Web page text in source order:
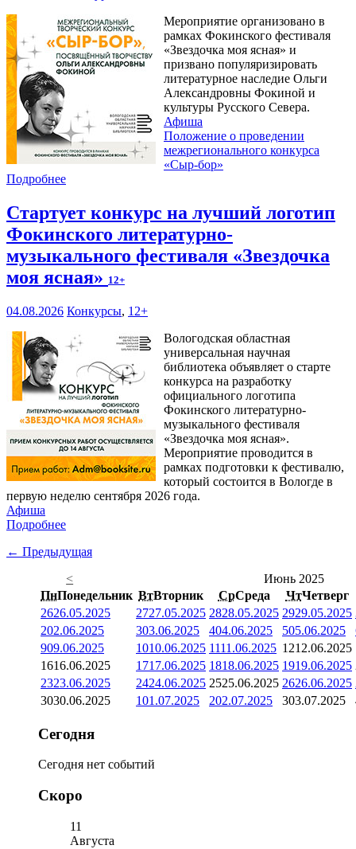
Мероприятие организовано в
рамках Фокинского фестиваля
«Звездочка моя ясная» и
призвано популяризировать
литературное наследие Ольги
Александровны Фокиной и
культуры Русского Севера.
Афиша
Положение о проведении
межрегионального конкурса
«Сыр-бор»
Подробнее
Стартует конкурс на лучший логотип
Фокинского литературно-
музыкального фестиваля «Звездочка
моя ясная» 12+
04.08.2026 Конкурсы, 12+
Вологодская областная
универсальная научная
библиотека объявляет о старте
конкурса на разработку
официального логотипа
Фокинского литературно-
музыкального фестиваля
«Звездочка моя ясная».
Мероприятие проводится в
рамках подготовки к фестивалю,
который состоится в Вологде в
первую неделю сентября 2026 года.
Афиша
Подробнее
← Предыдущая
<
Июнь 2025
ПнПонедельник ВтВторник СрСреда ЧтЧетверг
2626.05.2025 2727.05.2025 2828.05.2025 2929.05.2025
202.06.2025 303.06.2025 404.06.2025 505.06.2025
909.06.2025 1010.06.2025 1111.06.2025 1212.06.2025
1616.06.2025 1717.06.2025 1818.06.2025 1919.06.2025
2323.06.2025 2424.06.2025 2525.06.2025 2626.06.2025
3030.06.2025 101.07.2025 202.07.2025 303.07.2025
Сегодня
Сегодня нет событий
Скоро
11
Августа